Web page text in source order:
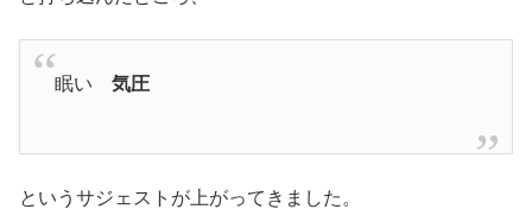
眠い 気圧
というサジェストが上がってきました。